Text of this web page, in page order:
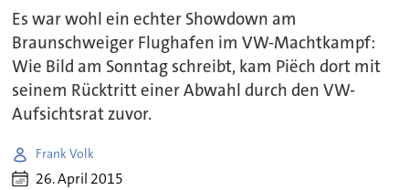
Es war wohl ein echter Showdown am
Braunschweiger Flughafen im VW-Machtkampf:
Wie Bild am Sonntag schreibt, kam Piëch dort mit
seinem Rücktritt einer Abwahl durch den VW-
Aufsichtsrat zuvor.
Frank Volk
26. April 2015